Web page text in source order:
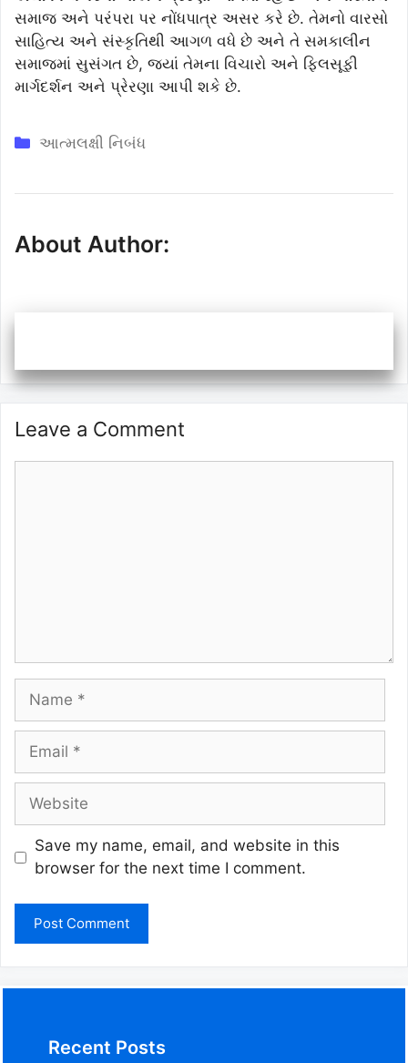
સમાજ અને પરંપરા પર નોંધપાત્ર અસર કરે છે. તેમનો વારસો
સાહિત્ય અને સંસ્કૃતિથી આગળ વધે છે અને તે સમકાલીન
સમાજમાં સુસંગત છે, જ્યાં તેમના વિચારો અને ફિલસૂફી
માર્ગદર્શન અને પ્રેરણા આપી શકે છે.
Categories
આત્મલક્ષી નિબંધ
About Author:
Leave a Comment
Name
Email
Website
Save my name, email, and website in this
browser for the next time I comment.
Recent Posts